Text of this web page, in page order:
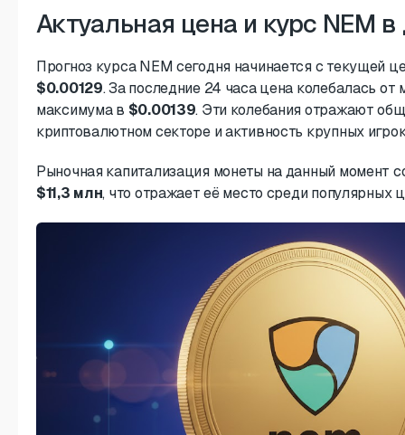
Актуальная цена и курс NEM
Прогноз курса NEM сегодня начинается с текущей
$0.00129. За последние 24 часа цена колебалась
максимума в $0.00139. Эти колебания отражают
криптовалютном секторе и активность крупных
Рыночная капитализация монеты на данный момент
$11,3 млн, что отражает её место среди